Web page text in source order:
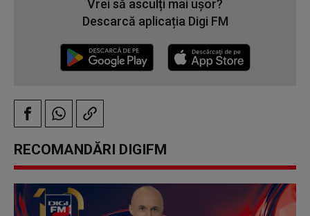
Vrei să asculți mai ușor?
Descarcă aplicația Digi FM
RECOMANDĂRI DIGIFM